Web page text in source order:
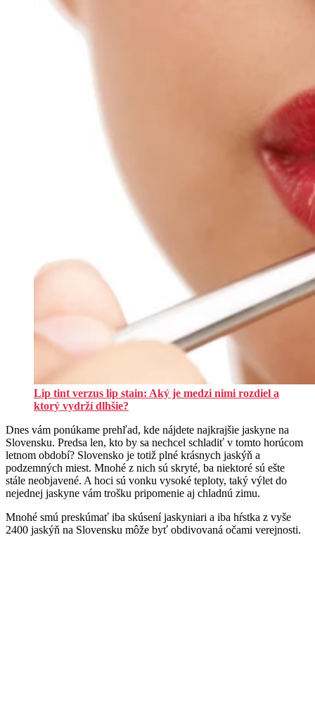
Lip tint verzus lip stain: Aký je medzi nimi rozdiel a
ktorý vydrží dlhšie?
Dnes vám ponúkame prehľad, kde nájdete najkrajšie jaskyne na
Slovensku. Predsa len, kto by sa nechcel schladiť v tomto horúcom
letnom období? Slovensko je totiž plné krásnych jaskýň a
podzemných miest. Mnohé z nich sú skryté, ba niektoré sú ešte
stále neobjavené. A hoci sú vonku vysoké teploty, taký výlet do
nejednej jaskyne vám trošku pripomenie aj chladnú zimu.
Mnohé smú preskúmať iba skúsení jaskyniari a iba hŕstka z vyše
2400 jaskýň na Slovensku môže byť obdivovaná očami verejnosti.